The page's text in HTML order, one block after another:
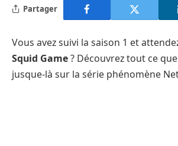
Partager
Vous avez suivi la saison 1 et
Squid Game? Découvrez tout ce
jusque-là sur la série phénomène